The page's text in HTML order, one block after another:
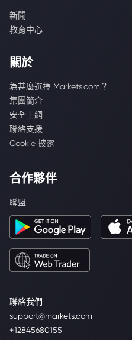
聯絡我們
support@markets.com
+12845680155
新聞
教育中心
關於
為甚麼選擇 Markets.com？
集團簡介
安全上網
聯絡支援
Cookie 披露
合作夥伴
聯盟